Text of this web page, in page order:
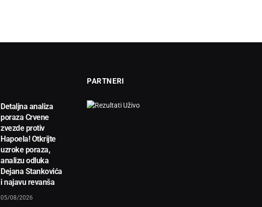
Detaljna analiza
poraza Crvene
zvezde protiv
Hapoela! Otkrijte
uzroke poraza,
analizu odluka
Dejana Stankovića
i najavu revanša
05/08/2026
PARTNERI